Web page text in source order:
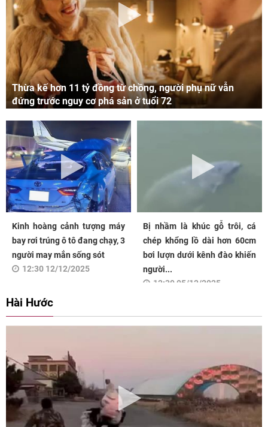
Thừa kế hơn 11 tỷ đồng từ chồng, người phụ nữ vẫn
đứng trước nguy cơ phá sản ở tuổi 72
Kinh hoàng cảnh tượng máy
bay rơi trúng ô tô đang chạy, 3
người may mắn sống sót
12:30 12/12/2025
Bị nhầm là khúc gỗ trôi, cá
chép khổng lồ dài hơn 60cm
bơi lượn dưới kênh đào khiến
người...
12:30 05/12/2025
Hài Hước